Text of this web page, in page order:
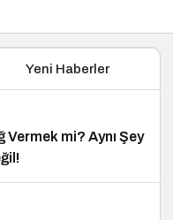
Yeni Haberler
Vermek mi? Aynı Şey